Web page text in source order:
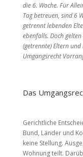
die 6. Woche. Für
Tag betreuen, sind 6
getrennt lebenden
ebenfalls. Doch
(getrennte) Eltern
Umgangsrecht
Das
Gerichtliche
Bund, Länder und
keine Stellung.
Wohnung teilt.